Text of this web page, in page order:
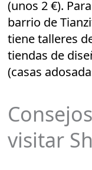
(unos 2 €).
barrio de
tiene talleres
tiendas de
(casas
visitar